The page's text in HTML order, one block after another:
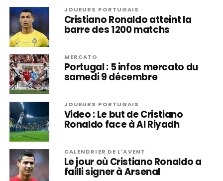
JOUEURS PORTUGAIS
Cristiano Ronaldo atteint la
barre des 1200 matchs
MERCATO
Portugal : 5 infos mercato du
samedi 9 décembre
JOUEURS PORTUGAIS
Video : Le but de Cristiano
Ronaldo face à Al Riyadh
CALENDRIER DE L'AVENT
Le jour où Cristiano Ronaldo a
failli signer à Arsenal